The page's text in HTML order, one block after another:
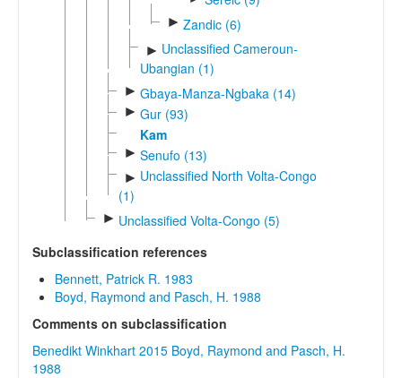
► Zandic (6)
► Unclassified Cameroun-
Ubangian (1)
► Gbaya-Manza-Ngbaka (14)
► Gur (93)
Kam
► Senufo (13)
► Unclassified North Volta-Congo
(1)
► Unclassified Volta-Congo (5)
Subclassification references
Bennett, Patrick R. 1983
Boyd, Raymond and Pasch, H. 1988
Comments on subclassification
Benedikt Winkhart 2015 Boyd, Raymond and Pasch, H.
1988